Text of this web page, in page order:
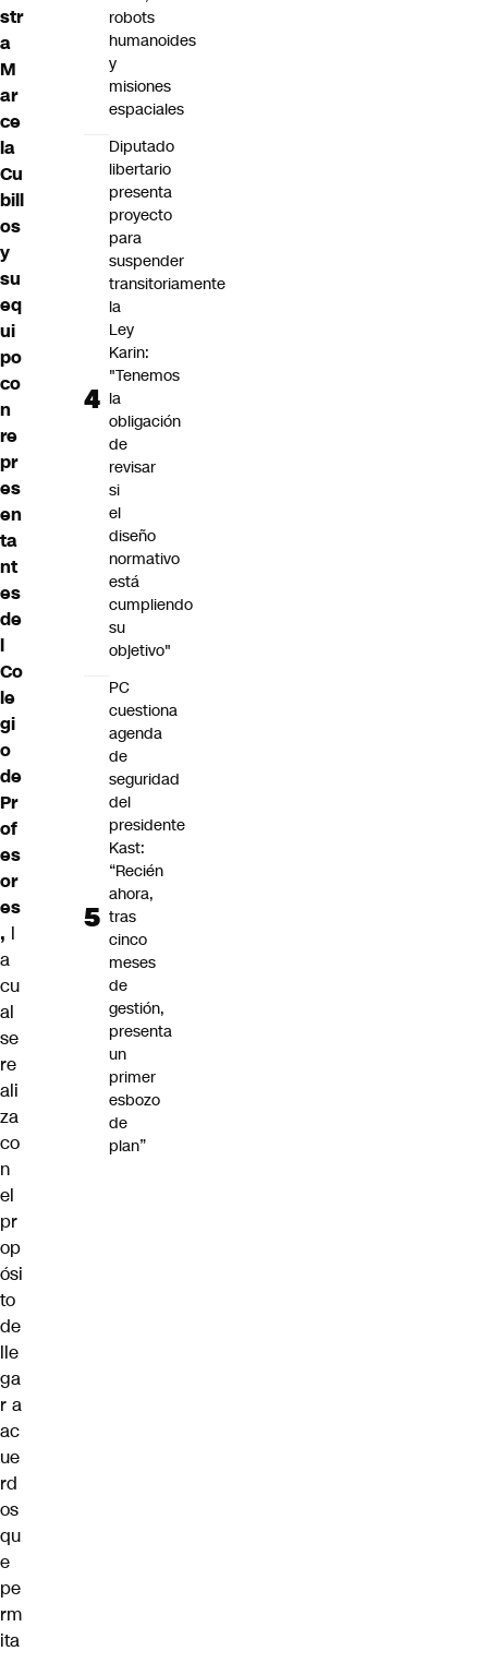
str
a
M
ar
ce
la
Cu
bill
os
y
su
eq
ui
po
co
n
re
pr
es
en
ta
nt
es
de
l
Co
le
gi
o
de
Pr
of
es
or
es
, l
a
cu
al
se
re
ali
za
co
n
el
pr
op
ósi
to
de
lle
ga
r a
ac
ue
rd
os
qu
e
pe
rm
ita
robots
humanoides
y
misiones
espaciales
Diputado
libertario
presenta
proyecto
para
suspender
transitoriamente
la
Ley
Karin:
"Tenemos
la
obligación
de
revisar
si
el
diseño
normativo
está
cumpliendo
su
objetivo"
PC
cuestiona
agenda
de
seguridad
del
presidente
Kast:
“Recién
ahora,
tras
cinco
meses
de
gestión,
presenta
un
primer
esbozo
de
plan”